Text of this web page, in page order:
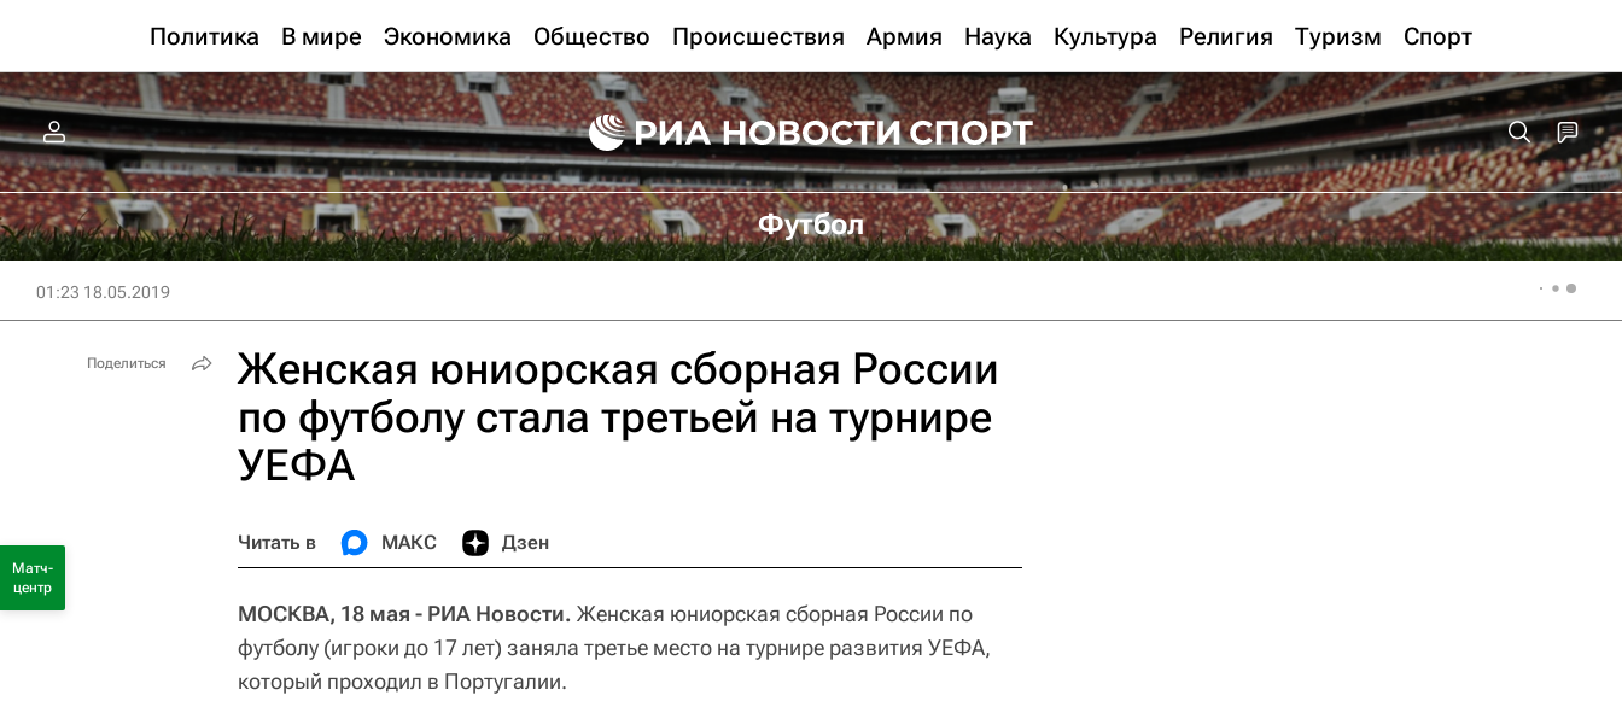
Политика В мире Экономика Общество Происшествия Армия Наука Культура Религия Туризм Спорт
Футбол
01:23 18.05.2019
Женская юниорская сборная России
по футболу стала третьей на турнире
УЕФА
Читать в МАКС Дзен
МОСКВА, 18 мая - РИА Новости. Женская юниорская сборная России по
футболу (игроки до 17 лет) заняла третье место на турнире развития УЕФА,
который проходил в Португалии.
Поделиться
Матч-
центр